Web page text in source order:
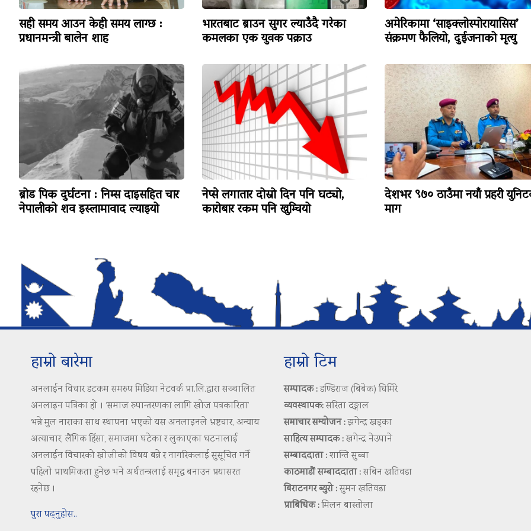
सही समय आउन केही समय लाग्छ :
प्रधानमन्त्री बालेन शाह
भारतबाट ब्राउन सुगर ल्याउँदै गरेका
कमलका एक युवक पक्राउ
अमेरिकामा ‘साइक्लोस्पोरायासिस’
संक्रमण फैलियो, दुईजनाको मृत्यु
ब्रोड पिक दुर्घटना : निम्स दाइसहित चार
नेपालीको शव इस्लामावाद ल्याइयो
नेप्से लगातार दोस्रो दिन पनि घट्यो,
कारोबार रकम पनि खुम्चियो
देशभर ९७० ठाउँमा नयाँ प्रहरी
माग
हाम्रो बारेमा
अनलाईन विचार डटकम समरुप मिडिया नेटवर्क प्रा.लि.द्वारा सञ्चालित
अनलाइन पत्रिका हो । ‘समाज रुपान्तरणका लागि खोज पत्रकारिता’
भन्ने मुल नाराका साथ स्थापना भएको यस अनलाइनले भ्रष्टचार, अन्याय
अत्याचार, लैंगिक हिंसा, समाजमा घटेका र लुकाएका घटनालाई
अनलाईन विचारको खोजीको विषय बन्ने र नागरिकलाई सुसूचित गर्ने
पहिलो प्राथमिकता हुनेछ भने अर्थतन्त्रलाई समृद्ध बनाउन प्रयासरत
रहनेछ ।
पुरा पढ्नुहोस..
हाम्रो टिम
सम्पादक :डण्डिराज (बिबेक) घिमिरे
व्यवस्थापक:सरिता दङ्गाल
समाचार सम्योजन :झगेन्द्र खड्का
साहित्य सम्पादक :खगेन्द्र नेउपाने
सम्बाददाता :शान्ति सुब्बा
काठमाडौं सम्बाददाता :सबिन खतिवडा
बिराटनगर ब्युरो :सुमन खतिवडा
प्राबिधिक :मिलन बास्तोला